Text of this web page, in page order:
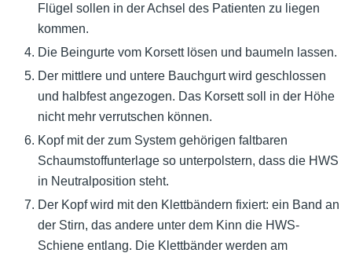
Flügel sollen in der Achsel des Patienten zu liegen
kommen.
Die Beingurte vom Korsett lösen und baumeln lassen.
Der mittlere und untere Bauchgurt wird geschlossen
und halbfest angezogen. Das Korsett soll in der Höhe
nicht mehr verrutschen können.
Kopf mit der zum System gehörigen faltbaren
Schaumstoffunterlage so unterpolstern, dass die HWS
in Neutralposition steht.
Der Kopf wird mit den Klettbändern fixiert: ein Band an
der Stirn, das andere unter dem Kinn die HWS-
Schiene entlang. Die Klettbänder werden am